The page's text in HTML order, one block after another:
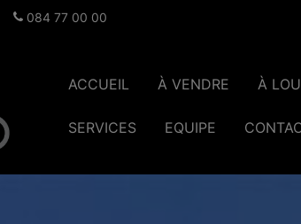
084 77 00 00
ACCUEIL À VENDRE À
SERVICES EQUIPE